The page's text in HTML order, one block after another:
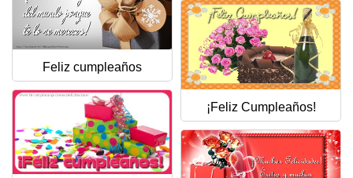
Entrar
Feliz cumpleaños
¡Feliz Cumpleaños!